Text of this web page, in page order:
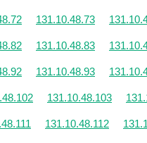
131.10.48.73
131.10.48.83
131.10.48.93
131.10.48.103
131.10.48.112